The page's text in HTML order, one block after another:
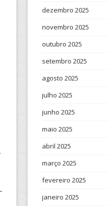
dezembro 2025
novembro 2025
outubro 2025
setembro 2025
agosto 2025
julho 2025
junho 2025
maio 2025
abril 2025
março 2025
fevereiro 2025
janeiro 2025